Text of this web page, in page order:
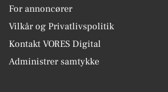
For annoncører
Vilkår og Privatlivspolitik
Kontakt VORES Digital
Administrer samtykke